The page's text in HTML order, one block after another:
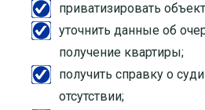
приватизировать
уточнить данные об
получение квартиры;
получить справку о
отсутствии;